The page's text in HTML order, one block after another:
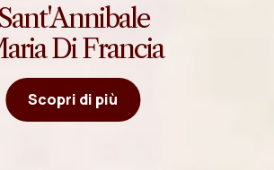
Sant'Annibale
Di Francia
Scopri di più